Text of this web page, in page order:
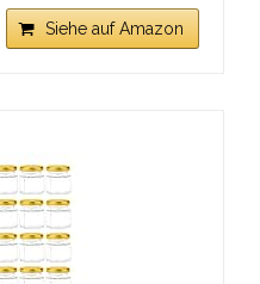
Siehe auf Amazon